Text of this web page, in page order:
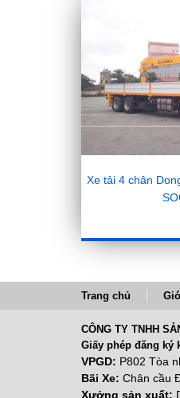
Xe tải 4 chân
Trang chủ
CÔNG TY TNHH
Giấy phép đăng ký
VPGD: P802 Tòa
Bãi Xe: Chân cầu
Xưởng sản xuất: